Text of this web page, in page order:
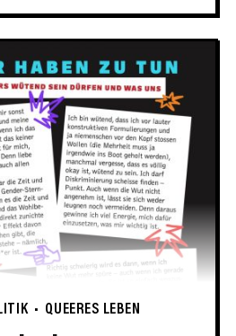
QUEERES LEBEN